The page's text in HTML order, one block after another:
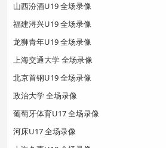
山西汾酒U19 全场录像
福建浔兴U19 全场录像
龙狮青年U19 全场录像
上海交通大学 全场录像
北京首钢U19 全场录像
政治大学 全场录像
葡萄牙体育U17 全场录像
河床U17 全场录像